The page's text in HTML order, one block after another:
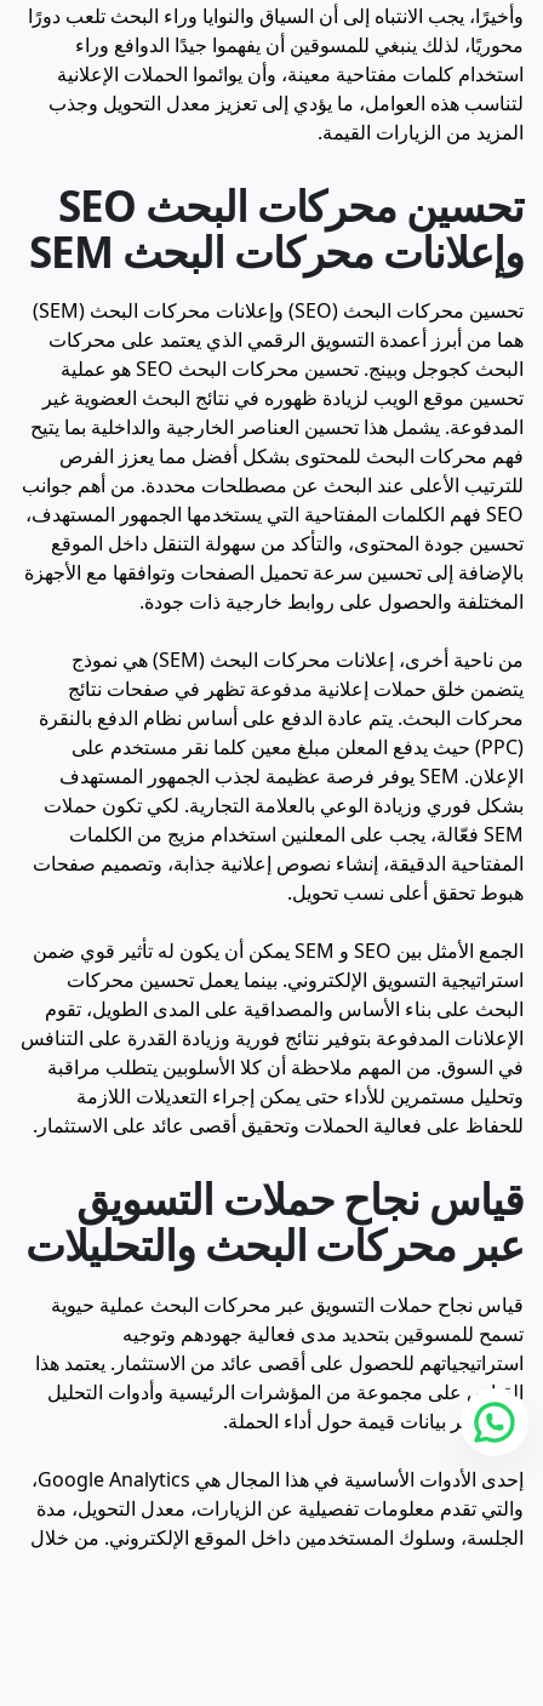
وأخيرًا، يجب الانتباه إلى أن السياق والنوايا وراء البحث تلعب دورًا
محوريًا، لذلك ينبغي للمسوقين أن يفهموا جيدًا الدوافع وراء
استخدام كلمات مفتاحية معينة، وأن يوائموا الحملات الإعلانية
لتناسب هذه العوامل، ما يؤدي إلى تعزيز معدل التحويل وجذب
المزيد من الزيارات القيمة.
تحسين محركات البحث SEO
وإعلانات محركات البحث SEM
تحسين محركات البحث (SEO) وإعلانات محركات البحث (SEM)
هما من أبرز أعمدة التسويق الرقمي الذي يعتمد على محركات
البحث كجوجل وبينج. تحسين محركات البحث SEO هو عملية
تحسين موقع الويب لزيادة ظهوره في نتائج البحث العضوية غير
المدفوعة. يشمل هذا تحسين العناصر الخارجية والداخلية بما يتيح
فهم محركات البحث للمحتوى بشكل أفضل مما يعزز الفرص
للترتيب الأعلى عند البحث عن مصطلحات محددة. من أهم جوانب
SEO فهم الكلمات المفتاحية التي يستخدمها الجمهور المستهدف،
تحسين جودة المحتوى، والتأكد من سهولة التنقل داخل الموقع
بالإضافة إلى تحسين سرعة تحميل الصفحات وتوافقها مع الأجهزة
المختلفة والحصول على روابط خارجية ذات جودة.
من ناحية أخرى، إعلانات محركات البحث (SEM) هي نموذج
يتضمن خلق حملات إعلانية مدفوعة تظهر في صفحات نتائج
محركات البحث. يتم عادة الدفع على أساس نظام الدفع بالنقرة
(PPC) حيث يدفع المعلن مبلغ معين كلما نقر مستخدم على
الإعلان. SEM يوفر فرصة عظيمة لجذب الجمهور المستهدف
بشكل فوري وزيادة الوعي بالعلامة التجارية. لكي تكون حملات
SEM فعّالة، يجب على المعلنين استخدام مزيج من الكلمات
المفتاحية الدقيقة، إنشاء نصوص إعلانية جذابة، وتصميم صفحات
هبوط تحقق أعلى نسب تحويل.
الجمع الأمثل بين SEO و SEM يمكن أن يكون له تأثير قوي ضمن
استراتيجية التسويق الإلكتروني. بينما يعمل تحسين محركات
البحث على بناء الأساس والمصداقية على المدى الطويل، تقوم
الإعلانات المدفوعة بتوفير نتائج فورية وزيادة القدرة على التنافس
في السوق. من المهم ملاحظة أن كلا الأسلوبين يتطلب مراقبة
وتحليل مستمرين للأداء حتى يمكن إجراء التعديلات اللازمة
للحفاظ على فعالية الحملات وتحقيق أقصى عائد على الاستثمار.
قياس نجاح حملات التسويق
عبر محركات البحث والتحليلات
قياس نجاح حملات التسويق عبر محركات البحث عملية حيوية
تسمح للمسوقين بتحديد مدى فعالية جهودهم وتوجيه
استراتيجياتهم للحصول على أقصى عائد من الاستثمار. يعتمد هذا
القياس على مجموعة من المؤشرات الرئيسية وأدوات التحليل
التي توفر بيانات قيمة حول أداء الحملة.
إحدى الأدوات الأساسية في هذا المجال هي Google Analytics،
والتي تقدم معلومات تفصيلية عن الزيارات، معدل التحويل، مدة
الجلسة، وسلوك المستخدمين داخل الموقع الإلكتروني. من خلال